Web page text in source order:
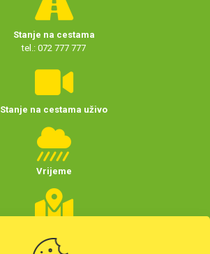
Stanje na cestama
tel.: 072 777 777
Stanje na cestama uživo
Vrijeme
(Hrvatske)